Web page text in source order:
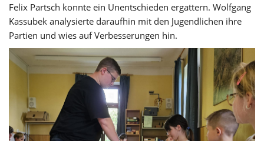
Felix Partsch konnte ein Unentschieden ergattern. Wolfgang
Kassubek analysierte daraufhin mit den Jugendlichen ihre
Partien und wies auf Verbesserungen hin.